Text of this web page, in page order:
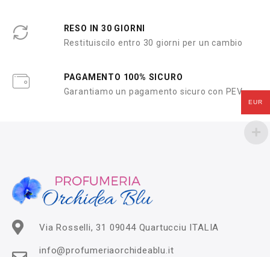
RESO IN 30 GIORNI
Restituiscilo entro 30 giorni per un cambio
PAGAMENTO 100% SICURO
Garantiamo un pagamento sicuro con PEV
Via Rosselli, 31 09044 Quartucciu ITALIA
info@profumeriaorchideablu.it
EUR